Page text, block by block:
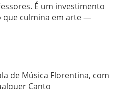
É um investimento
que culmina em arte —
de Música Florentina, com
Canto